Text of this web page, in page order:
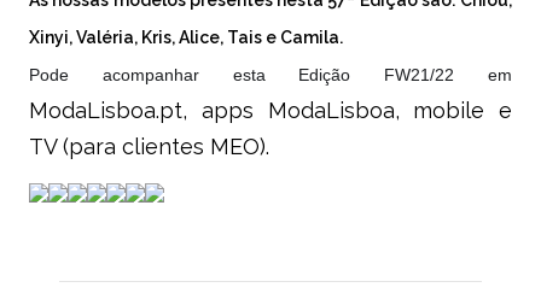
Xinyi, Valéria, Kris, Alice, Tais e Camila.
Pode acompanhar esta Edição FW21/22 em
ModaLisboa.pt, apps ModaLisboa, mobile e
TV (para clientes MEO).